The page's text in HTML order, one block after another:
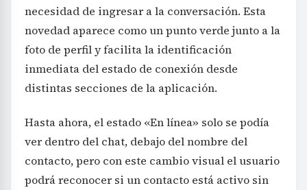
necesidad de ingresar a la conversación. Esta
novedad aparece como un punto verde junto a la
foto de perfil y facilita la identificación
inmediata del estado de conexión desde
distintas secciones de la aplicación.
Hasta ahora, el estado «En línea» solo se podía
ver dentro del chat, debajo del nombre del
contacto, pero con este cambio visual el usuario
podrá reconocer si un contacto está activo sin